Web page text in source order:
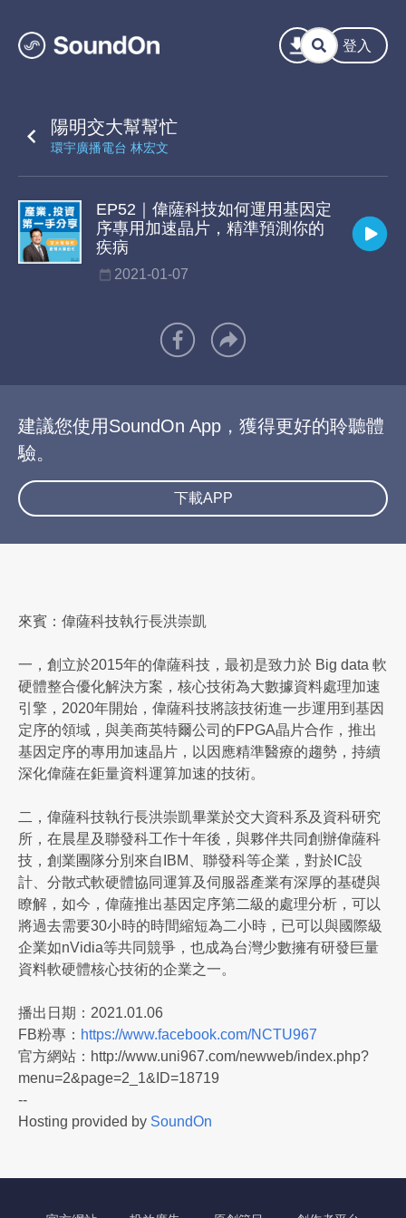
登入
陽明交大幫幫忙
環宇廣播電台 林宏文
EP52｜偉薩科技如何運用基因定
序專用加速晶片，精準預測你的
疾病
2021-01-07
建議您使用SoundOn App，獲得更好的聆聽體
驗。
下載APP
來賓：偉薩科技執行長洪崇凱
一，創立於2015年的偉薩科技，最初是致力於 Big data 軟
硬體整合優化解決方案，核心技術為大數據資料處理加速
引擎，2020年開始，偉薩科技將該技術進一步運用到基因
定序的領域，與美商英特爾公司的FPGA晶片合作，推出
基因定序的專用加速晶片，以因應精準醫療的趨勢，持續
深化偉薩在鉅量資料運算加速的技術。
二，偉薩科技執行長洪崇凱畢業於交大資科系及資科研究
所，在晨星及聯發科工作十年後，與夥伴共同創辦偉薩科
技，創業團隊分別來自IBM、聯發科等企業，對於IC設
計、分散式軟硬體協同運算及伺服器產業有深厚的基礎與
瞭解，如今，偉薩推出基因定序第二級的處理分析，可以
將過去需要30小時的時間縮短為二小時，已可以與國際級
企業如nVidia等共同競爭，也成為台灣少數擁有研發巨量
資料軟硬體核心技術的企業之一。
播出日期：2021.01.06
FB粉專： https://www.facebook.com/NCTU967
官方網站：http://www.uni967.com/newweb/index.php?
menu=2&page=2_1&ID=18719
--
Hosting provided by SoundOn